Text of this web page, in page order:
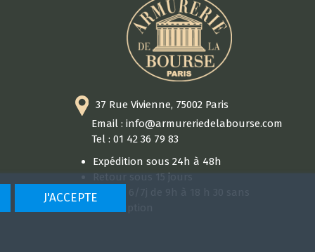
37 Rue Vivienne, 75002 Paris
Email : info@armureriedelabourse.com
Tel : 01 42 36 79 83
Expédition sous 24h à 48h
Retour sous 15 jours
Ouvert 6/7j de 9h à 18 h 30 sans
J'ACCEPTE